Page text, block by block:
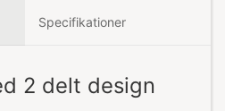
Specifikationer
2 delt design